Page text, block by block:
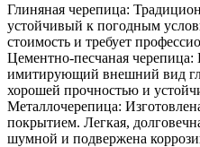
Глиняная черепица:
устойчивый к погодным
стоимость и требует
Цементно-песчаная черепица:
имитирующий внешний вид
хорошей прочностью и
Металлочерепица:
покрытием. Легкая,
шумной и подвержена